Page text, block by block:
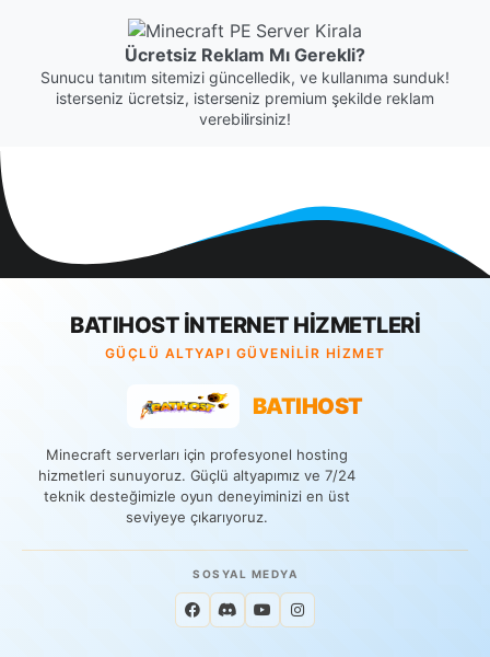
Ücretsiz Reklam Mı Gerekli?
Sunucu tanıtım sitemizi güncelledik, ve kullanıma sunduk!
isterseniz ücretsiz, isterseniz premium şekilde reklam
verebilirsiniz!
BATIHOST İNTERNET HİZMETLERİ
GÜÇLÜ ALTYAPI GÜVENİLİR HİZMET
BATIHOST
Minecraft serverları için profesyonel hosting
hizmetleri sunuyoruz. Güçlü altyapımız ve 7/24
teknik desteğimizle oyun deneyiminizi en üst
seviyeye çıkarıyoruz.
SOSYAL MEDYA